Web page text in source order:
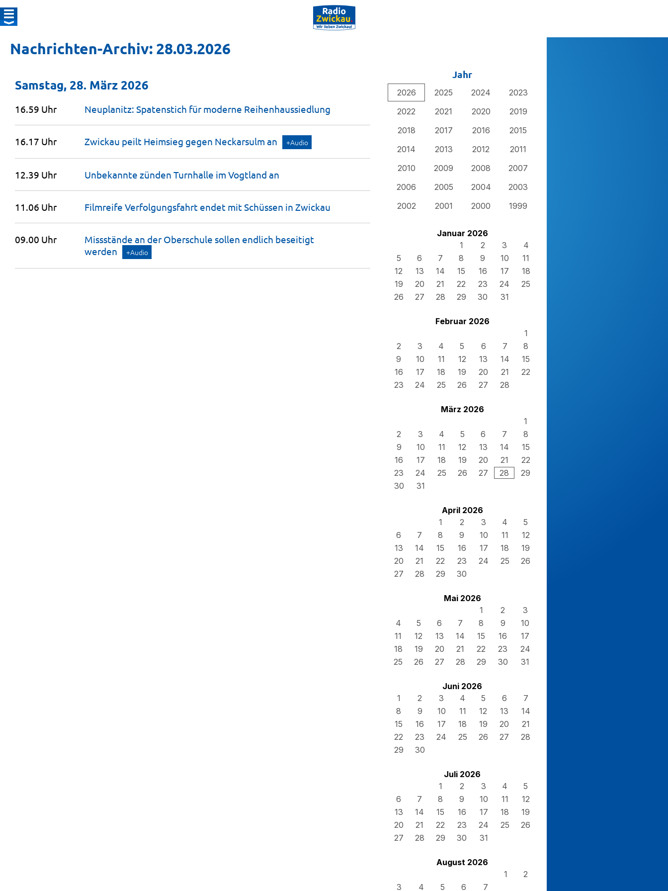
Nachrichten-Archiv: 28.03.2026
Jahr
2026 2025 2024
2023
2022
2021 2020
2019
2018
2017 2016
2015
2014
2013 2012
2011
2010
2009 2008
2007
2006
2005 2004
2003
2002
2001 2000 1999
Januar 2026
1
2 3
4
5
6 7 8 9 10
11
12
13 14 15 16 17
18
19
20 21 22 23 24
25
26
27 28 29 30 31
Februar 2026
1
2
3 4 5 6 7
8
9
10 11 12 13 14
15
16
17 18 19 20 21
22
23
24 25 26 27 28
März 2026
1
2
3 4 5 6 7
8
9
10 11 12 13 14
15
16
17 18 19 20 21
22
23
24 25 26 27 28
29
30
31
April 2026
1
2 3 4
5
6
7 8 9 10 11
12
13
14 15 16 17 18
19
20
21 22 23 24 25
26
27
28 29 30
Mai 2026
1
2
3
4
5 6 7 8 9
10
11
12 13 14 15 16
17
18
19 20 21 22 23
24
25
26 27 28 29 30 31
Juni 2026
1
2 3 4 5 6
7
8
9 10 11 12 13
14
15
16 17 18 19 20
21
22
23 24 25 26 27
28
29
30
Juli 2026
1
2 3 4
5
6
7 8 9 10 11
12
13
14 15 16 17 18
19
20
21 22 23 24 25
26
27
28 29 30 31
August 2026
1
2
3
4 5 6 7
Samstag, 28. März 2026
16.59 Uhr Neuplanitz: Spatenstich für moderne Reihenhaussiedlung
16.17 Uhr Zwickau peilt Heimsieg gegen Neckarsulm an +Audio
12.39 Uhr Unbekannte zünden Turnhalle im Vogtland an
11.06 Uhr Filmreife Verfolgungsfahrt endet mit Schüssen in Zwickau
09.00 Uhr
Missstände an der Oberschule sollen endlich beseitigt
werden
+Audio